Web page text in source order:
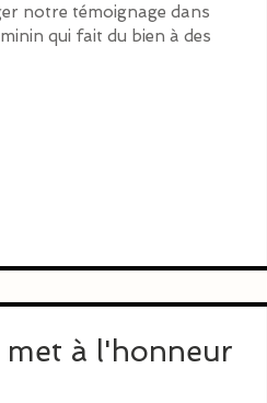
notre témoignage dans
qui fait du bien à des
met à l'honneur